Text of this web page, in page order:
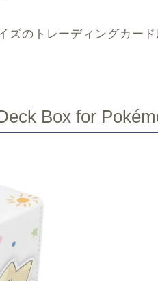
のトレーディングカード
Box for